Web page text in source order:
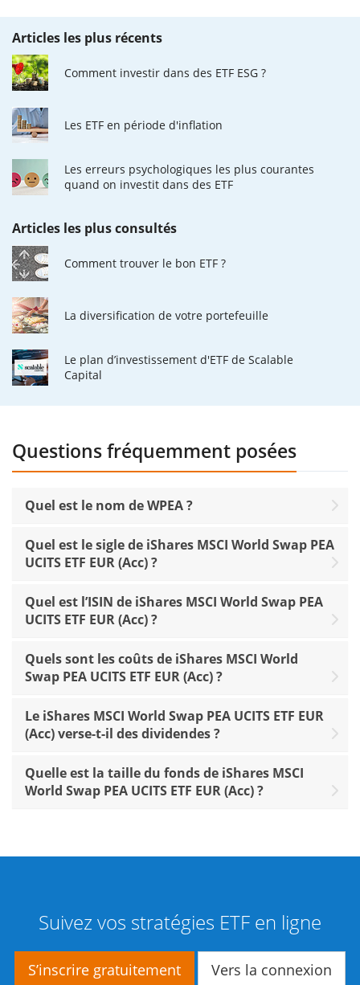
Articles les plus récents
Comment investir dans des ETF ESG ?
Les ETF en période d'inflation
Les erreurs psychologiques les plus courantes
quand on investit dans des ETF
Articles les plus consultés
Comment trouver le bon ETF ?
La diversification de votre portefeuille
Le plan d’investissement d'ETF de Scalable
Capital
Questions fréquemment posées
Quel est le nom de WPEA ?
Quel est le sigle de iShares MSCI World Swap PEA
UCITS ETF EUR (Acc) ?
Quel est l’ISIN de iShares MSCI World Swap PEA
UCITS ETF EUR (Acc) ?
Quels sont les coûts de iShares MSCI World
Swap PEA UCITS ETF EUR (Acc) ?
Le iShares MSCI World Swap PEA UCITS ETF EUR
(Acc) verse-t-il des dividendes ?
Quelle est la taille du fonds de iShares MSCI
World Swap PEA UCITS ETF EUR (Acc) ?
Suivez vos stratégies ETF en ligne
S’inscrire gratuitement Vers la connexion